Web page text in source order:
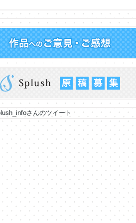
さんのツイート